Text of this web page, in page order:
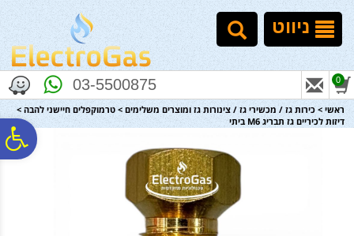
נגישות
אתר
המרכזי
ניווט
03-5500875 0
ראשי > כירות גז / מכשירי גז / צינורות גז ומוצרים משלימים > טרמוקפלים חיישני להבה >
דיזות לכיריים גז תבריג M6 ביתי